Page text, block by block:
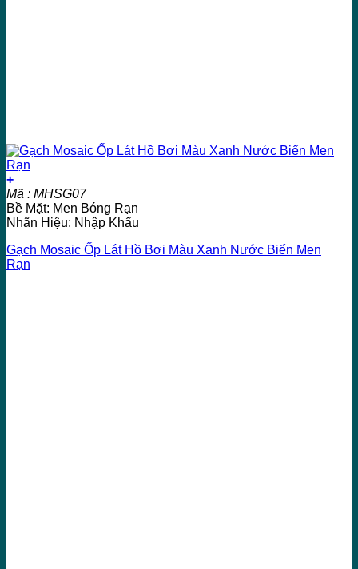
+
Mã : MHSG07
Bề Mặt: Men Bóng Rạn
Nhãn Hiệu: Nhập Khẩu
Gạch Mosaic Ốp Lát Hồ Bơi Màu Xanh Nước Biển Men
Rạn